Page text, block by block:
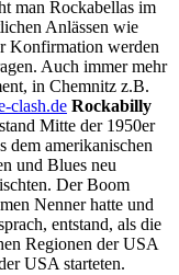
man Rockabellas im
Anlässen wie
Konfirmation werden
Auch immer mehr
in Chemnitz z.B.
clash.de Rockabilly
Mitte der 1950er
dem amerikanischen
und Blues neu
Der Boom
Nenner hatte und
entstand, als die
Regionen der USA
USA starteten.